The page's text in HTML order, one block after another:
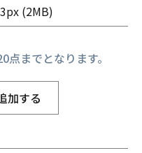
(2MB)
までとなります。
加する